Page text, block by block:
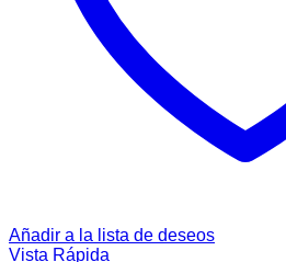
Añadir a la lista de deseos
Vista Rápida